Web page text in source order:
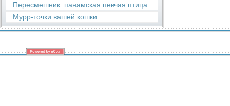
Пересмешник: панамская певчая птица
Мурр-точки вашей кошки